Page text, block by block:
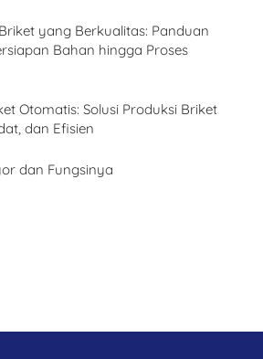
yang Berkualitas: Panduan
Bahan hingga Proses
Otomatis: Solusi Produksi Briket
dan Efisien
dan Fungsinya